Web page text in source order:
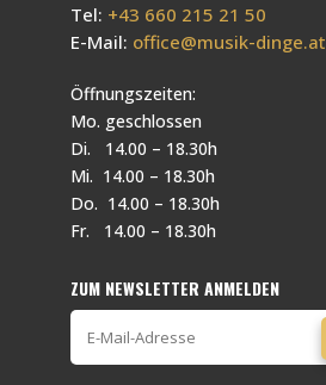
Tel: +43 660 215 21 50
E-Mail: office@musik-dinge.at
Öffnungszeiten:
Mo. geschlossen
Di. 14.00 – 18.30h
Mi. 14.00 – 18.30h
Do. 14.00 – 18.30h
Fr. 14.00 – 18.30h
ZUM NEWSLETTER ANMELDEN